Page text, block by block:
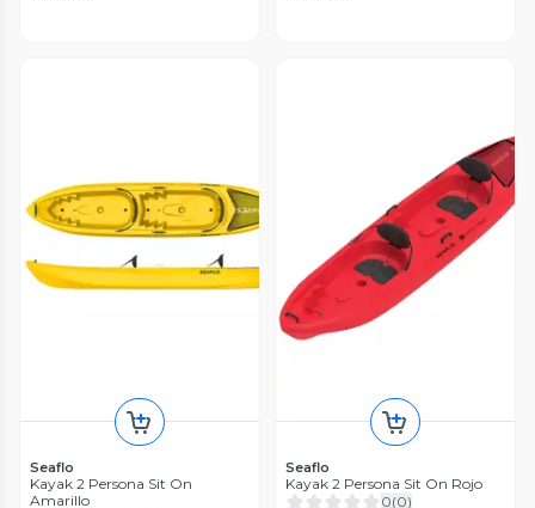
Seaflo
Kayak 2 Persona Sit On
Amarillo
Seaflo
Kayak 2 Persona Sit On Rojo
0(0)